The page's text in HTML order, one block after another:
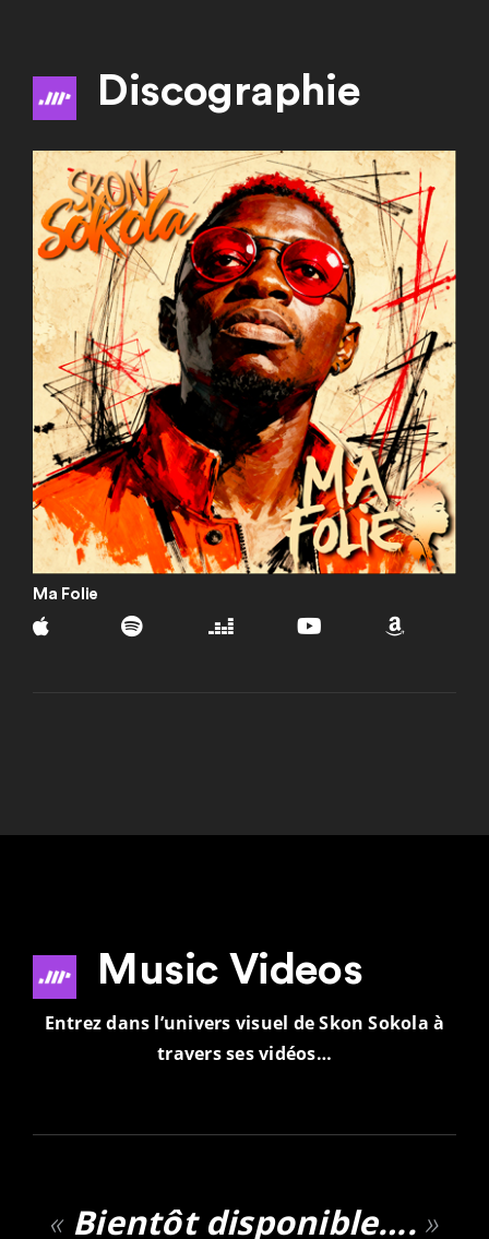
Discographie
Ma Folie
Music Videos
Entrez dans l’univers visuel de Skon Sokola à
travers ses vidéos…
« Bientôt disponible…. »